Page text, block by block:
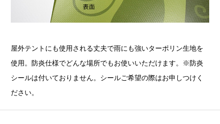
屋外テントにも使用される丈夫で雨にも強いターポリン生地を
使用。防炎仕様でどんな場所でもお使いいただけます。※防炎
シールは付いておりません。シールご希望の際はお申しつけく
ださい。